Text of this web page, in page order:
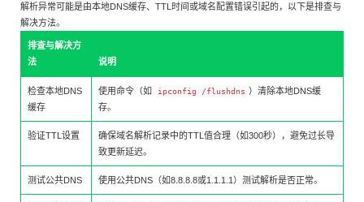
解析异常可能是由本地DNS缓存、TTL时间或域名配置错误引起的，以下是排查与
解决方法。
排查与解决方
法
说明
检查本地DNS
缓存
使用命令（如 ipconfig /flushdns ）清除本地DNS缓
存。
验证TTL设置
确保域名解析记录中的TTL值合理（如300秒），避免过长导
致更新延迟。
测试公共DNS 使用公共DNS（如8.8.8.8或1.1.1.1）测试解析是否正常。